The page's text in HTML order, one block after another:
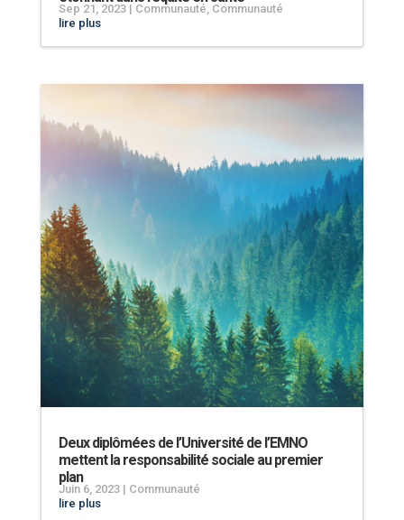
Sep 21, 2023| Communauté Communauté
lire plus
Deux diplômées de l’Université de l’EMNO
mettent la responsabilité sociale au premier
plan
Juin 6, 2023| Communauté
lire plus